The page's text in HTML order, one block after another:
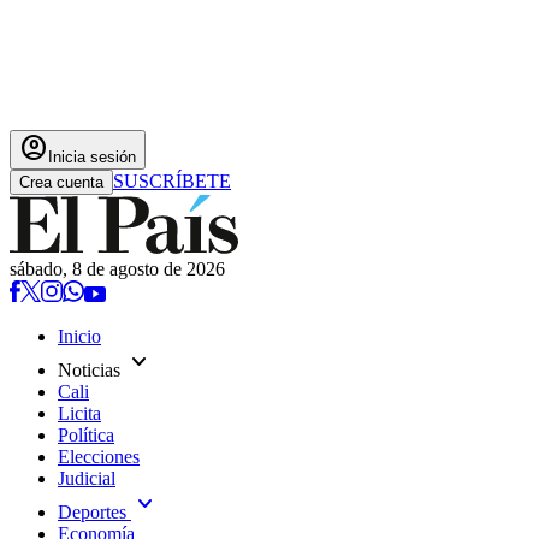
account_circle Inicia sesión
Crea cuenta SUSCRÍBETE
sábado, 8 de agosto de 2026
Inicio
Noticias expand_more
Cali
Licita
Política
Elecciones
Judicial
Deportes expand_more
Economía